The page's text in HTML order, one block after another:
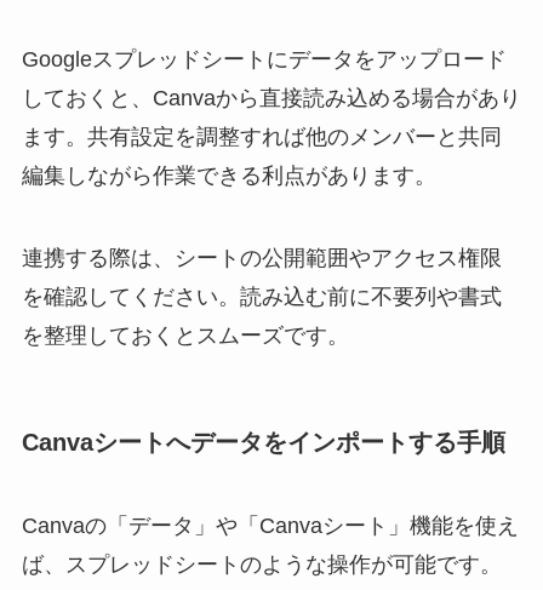
Googleスプレッドシートにデータをアップロード
しておくと、Canvaから直接読み込める場合があり
ます。共有設定を調整すれば他のメンバーと共同
編集しながら作業できる利点があります。
連携する際は、シートの公開範囲やアクセス権限
を確認してください。読み込む前に不要列や書式
を整理しておくとスムーズです。
Canvaシートへデータをインポートする手順
Canvaの「データ」や「Canvaシート」機能を使え
ば、スプレッドシートのような操作が可能です。